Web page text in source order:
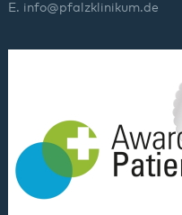
E. info@pfalzklinikum.de